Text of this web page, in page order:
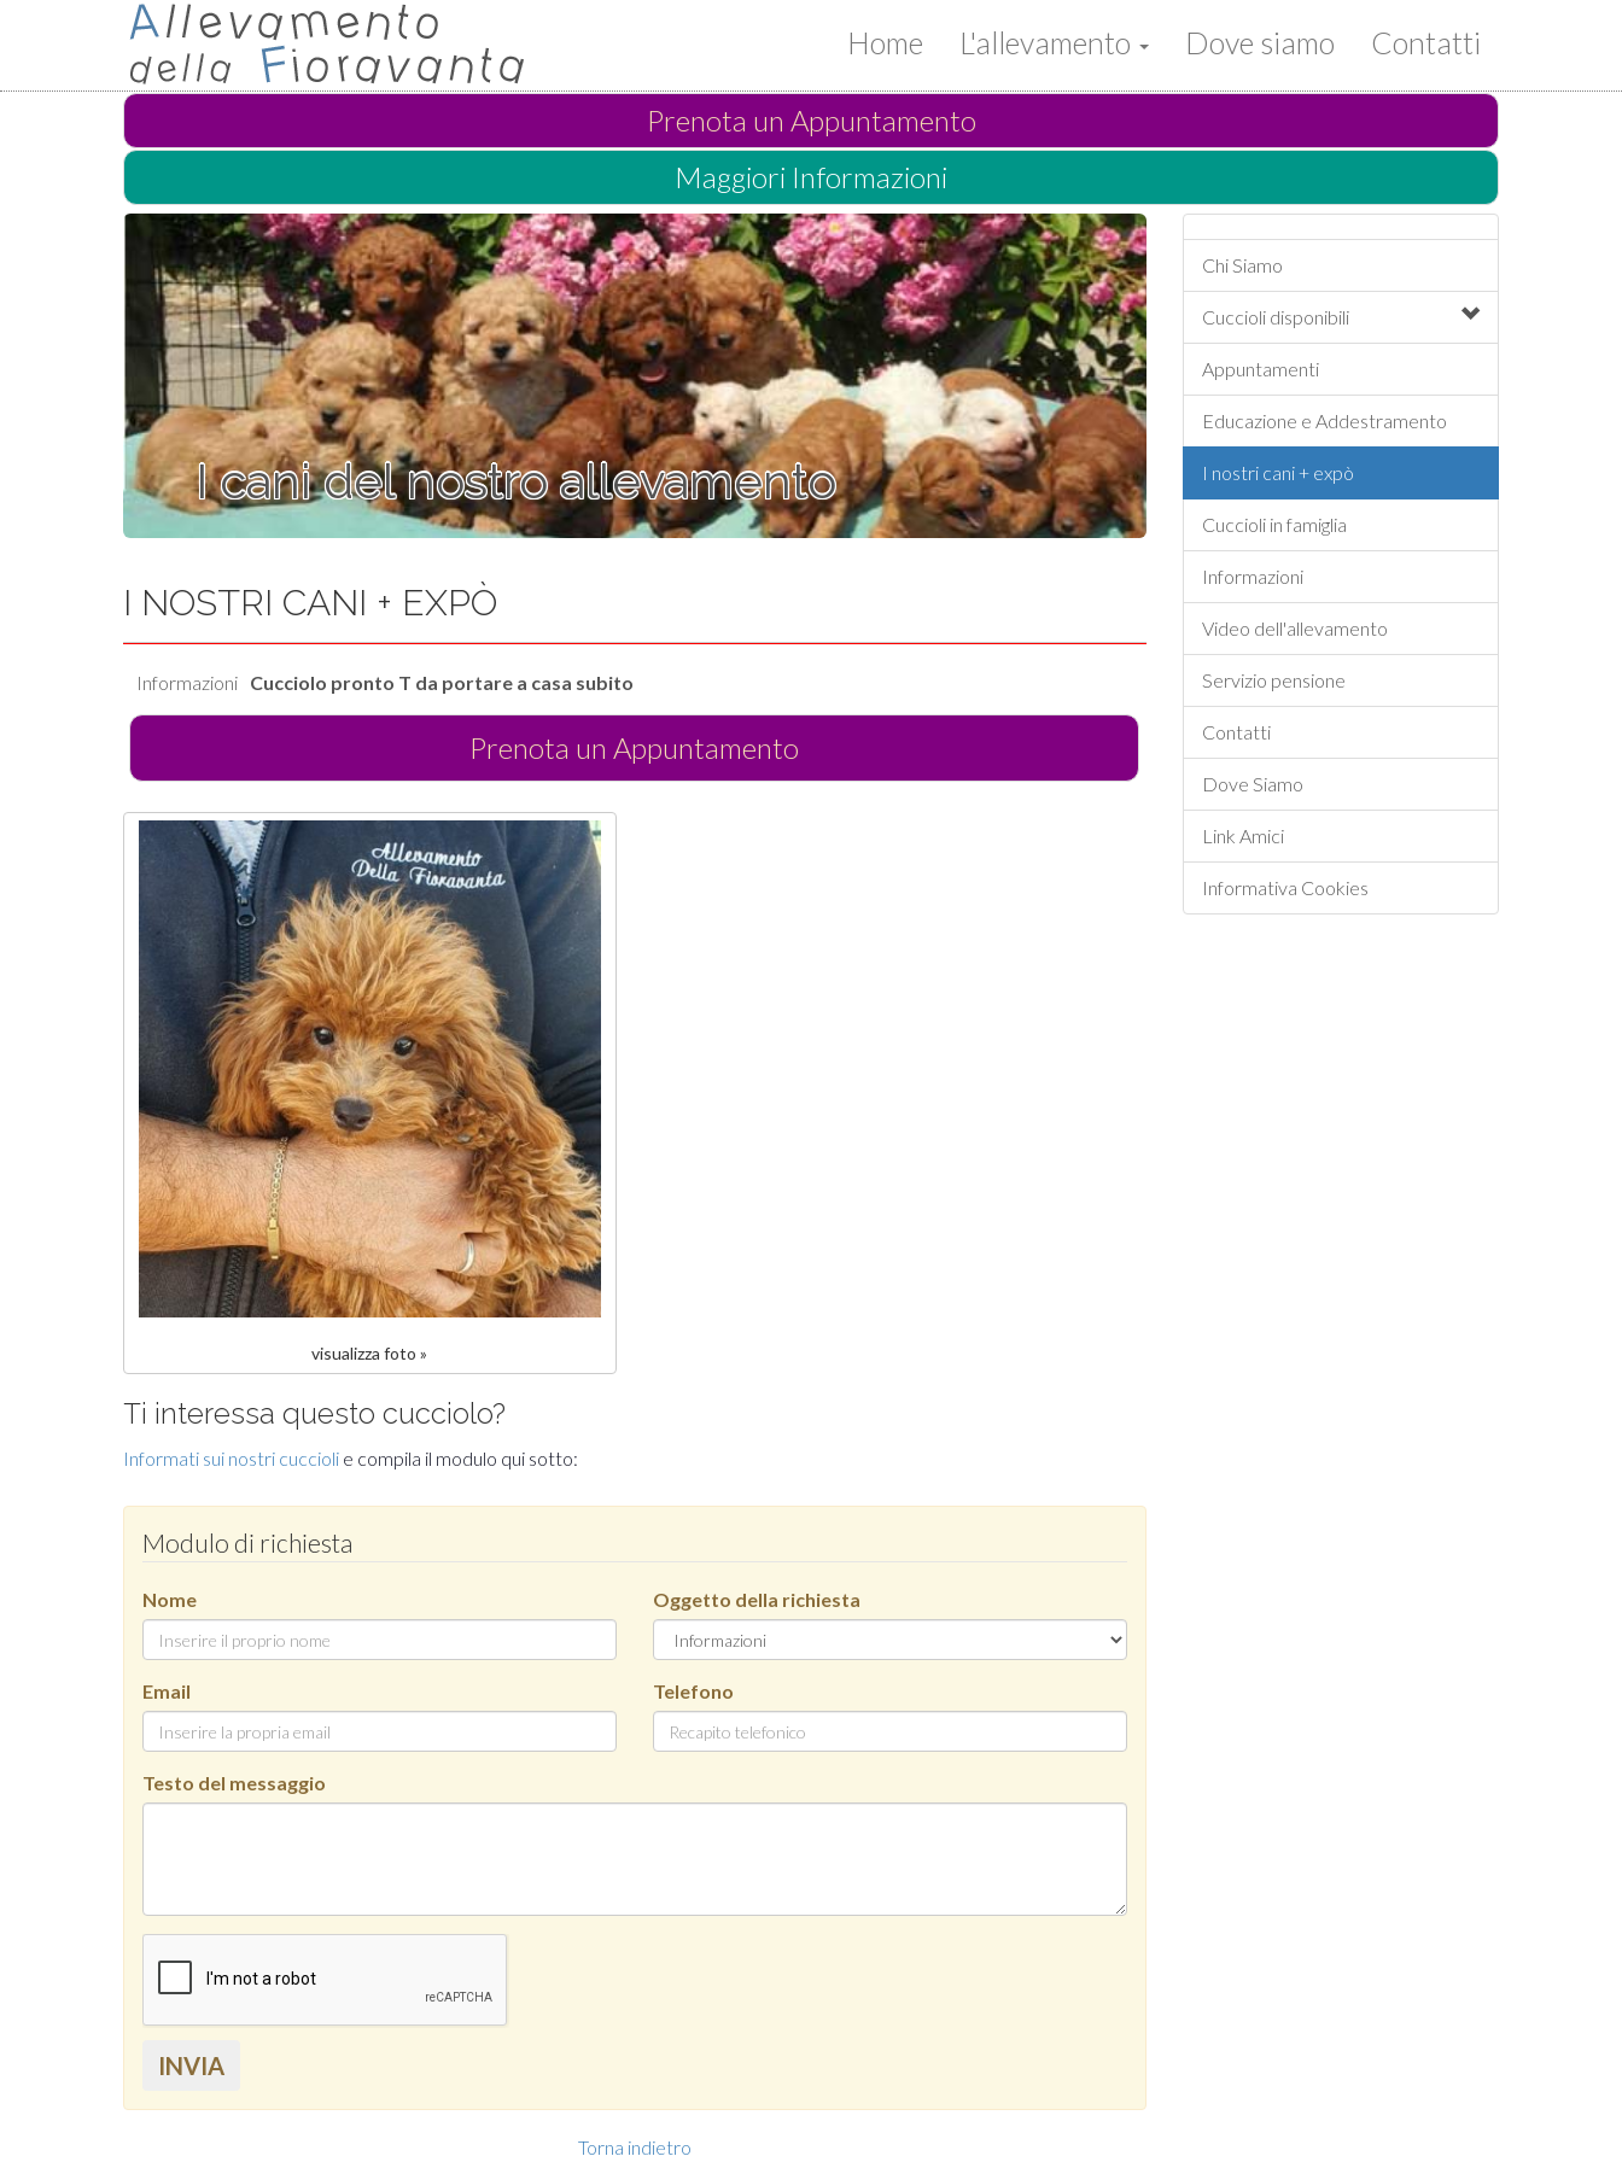
Home L'allevamento Dove siamo Contatti
Prenota un Appuntamento
Maggiori Informazioni
I cani del nostro allevamento
I NOSTRI CANI + EXPÒ
Informazioni Cucciolo pronto T da portare a casa subito
Prenota un Appuntamento
visualizza foto »
Ti interessa questo cucciolo?
Informati sui nostri cuccioli e compila il modulo qui sotto:
Modulo di richiesta
Nome Oggetto della richiesta
Email Telefono
Testo del messaggio
INVIA
Torna indietro
Chi Siamo
Cuccioli disponibili
Appuntamenti
Educazione e Addestramento
I nostri cani + expò
Cuccioli in famiglia
Informazioni
Video dell'allevamento
Servizio pensione
Contatti
Dove Siamo
Link Amici
Informativa Cookies